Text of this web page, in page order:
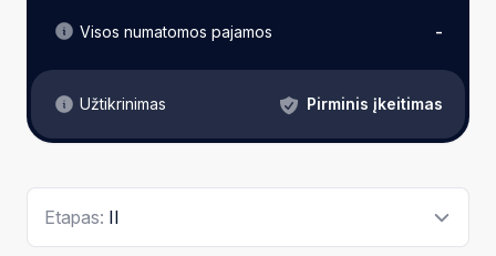
Etapas: II
Visos numatomos pajamos -
Užtikrinimas Pirminis įkeitimas